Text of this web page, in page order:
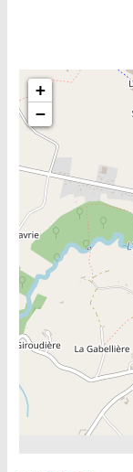
Include la carte
+
−